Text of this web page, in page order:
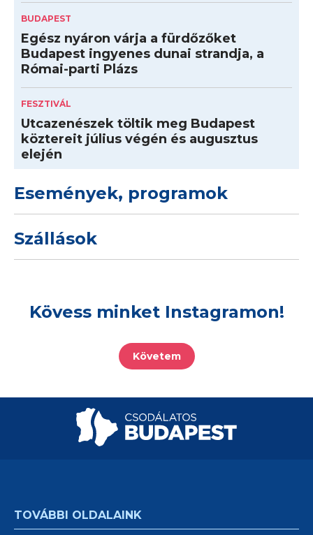
BUDAPEST
Egész nyáron várja a fürdőzőket
Budapest ingyenes dunai strandja, a
Római-parti Plázs
FESZTIVÁL
Utcazenészek töltik meg Budapest
köztereit július végén és augusztus
elején
Események, programok
Szállások
Kövess minket Instagramon!
Követem
TOVÁBBI OLDALAINK